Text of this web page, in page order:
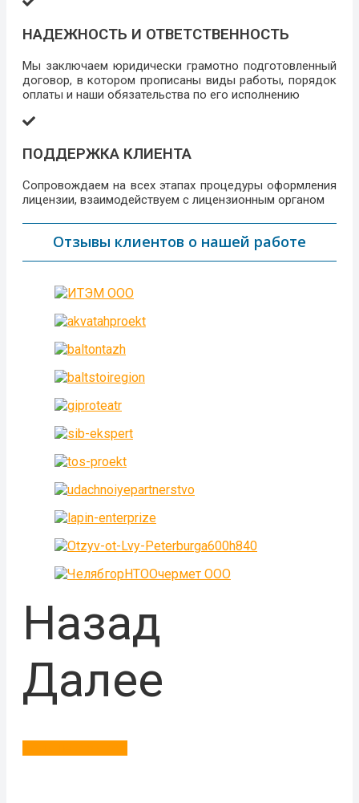
НАДЕЖНОСТЬ И ОТВЕТСТВЕННОСТЬ
Мы заключаем юридически грамотно подготовленный
договор, в котором прописаны виды работы, порядок
оплаты и наши обязательства по его исполнению
ПОДДЕРЖКА КЛИЕНТА
Сопровождаем на всех этапах процедуры оформления
лицензии, взаимодействуем с лицензионным органом
Отзывы клиентов о нашей работе
Назад
Далее